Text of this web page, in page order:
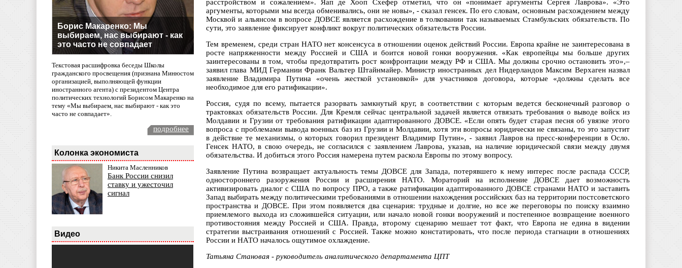
Борис Макаренко: Мы
выбираем, нас выбирают - как
это часто не совпадает
Текстовая расшифровка беседы Школы
гражданского просвещения (признана Минюстом
организацией, выполняющей функции
иностранного агента) с президентом Центра
политических технологий Борисом Макаренко на
тему «Мы выбираем, нас выбирают - как это
часто не совпадает».
подробнее
Колонка экономиста
Никита Масленников
Банк России снизил
ставку и ужесточил
сигнал
Видео
расстройством и сожалением». Яап де Хооп Схефер отметил, что он «понимает аргументы Сергея Лаврова». «Это
аргументы, которыми мы всегда обменивались, они не новы», - сказал генсек. По его словам, основным расхождением между
Москвой и альянсом в вопросе ДОВСЕ является расхождение в толковании так называемых Стамбульских обязательств. По
сути, это заявление фиксирует конфликт вокруг политических обязательств России.
Тем временем, среди стран НАТО нет консенсуса в отношении оценок действий России. Европа крайне не заинтересована в
росте напряженности между Россией и США и боится новой гонки вооружения. «Как европейцы мы больше других
заинтересованы в том, чтобы предотвратить рост конфронтации между РФ и США. Мы должны срочно остановить это»,–
заявил глава МИД Германии Франк Вальтер Штайнмайер. Министр иностранных дел Нидерландов Максим Верхаген назвал
заявление Владимира Путина «очень жесткой установкой» для участников договора, которые «должны сделать все
необходимое для его ратификации».
Россия, судя по всему, пытается разорвать замкнутый круг, в соответствии с которым ведется бесконечный разговор о
трактовках обязательств России. Для Кремля сейчас центральной задачей является отвязать требования о выводе войск из
Молдавии и Грузии от требования ратификации адаптированного ДОВСЕ. «Если опять будет старая песня об увязке этого
вопроса с проблемами вывода военных баз из Грузии и Молдавии, хотя эти вопросы юридически не связаны, то это запустит
в действие те механизмы, о которых говорил президент Владимир Путин», - заявил Лавров на пресс-конференции в Осло.
Генсек НАТО, в свою очередь, не согласился с заявлением Лаврова, указав, на наличие юридической связи между двумя
обязательства. И добиться этого Россия намерена путем раскола Европы по этому вопросу.
Заявление Путина возвращает актуальность темы ДОВСЕ для Запада, потерявшего к нему интерес после распада СССР,
одностороннего разоружения России и расширения НАТО. Мораторий на исполнение ДОВСЕ дает возможность
активизировать диалог с США по вопросу ПРО, а также ратификации адаптированного ДОВСЕ странами НАТО и заставить
Запад выбирать между политическими требованиями в отношении нахождения российских баз на территории постсоветского
пространства и ДОВСЕ. При этом появляется два сценария: трудные и долгие, но все же переговоры по поиску взаимно
приемлемого выхода из сложившейся ситуации, или начало новой гонки вооружений и постепенное возвращение военного
противостояния между Россией и США. Правда, второму сценарию мешает тот факт, что Европа не едина в видении
стратегии выстраивания отношений с Россией. Также можно констатировать, что после периода стагнации в отношениях
России и НАТО началось ощутимое охлаждение.
Татьяна Становая - руководитель аналитического департамента ЦПТ